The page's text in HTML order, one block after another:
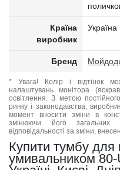
Країна
виробник
Україна
Бренд
* Увага! Колір і відтінок
налаштувань монітора
освітлення. З метою
ринку і законодавства,
момент вносити зміни в
змінюючи його загальних
відповідальності за зміни,
Купити тумбу для
умивальником